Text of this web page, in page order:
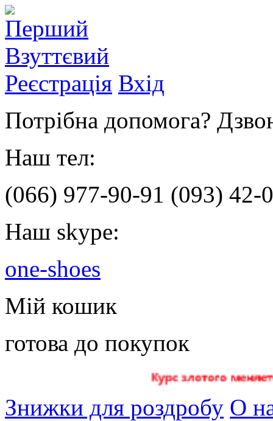
Реєстрація Вхід
Потрібна допомога?
Наш тел:
(066) 977-90-91 (093) 42-
Наш skype:
one-shoes
Мій кошик
готова до покупок
Знижки для роздробу О